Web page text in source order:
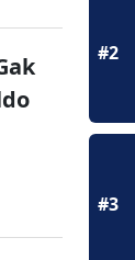
#2
#3